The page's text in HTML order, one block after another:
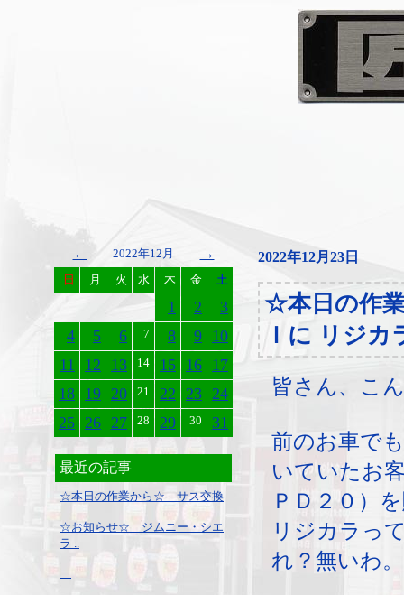
← 2022年12月 →
日 月 火 水 木 金 土
1 2
3
4
5 6 7 8 9 10
11
12 13 14 15 16 17
18 19 20 21 22 23 24
25 26 27 28 29 30 31
最近の記事
☆本日の作業から☆ サス交換
☆お知らせ☆ ジムニー・シエ
ラ ..
2022年12月23日
☆本日の作
Ｉに リジカ
皆さん、こ
前のお車で
いていたお
ＰＤ２０）
リジカラっ
れ？無いわ